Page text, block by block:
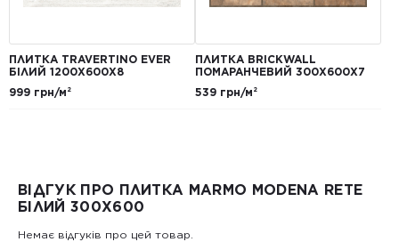
ПЛИТКА TRAVERTINO EVER
БІЛИЙ 1200Х600Х8
999 грн/м²
ПЛИТКА BRICKWALL
ПОМАРАНЧЕВИЙ 300Х600Х7
539 грн/м²
ВІДГУК ПРО ПЛИТКА MARMO MODENA RETE
БІЛИЙ 300Х600
Немає відгуків про цей товар.